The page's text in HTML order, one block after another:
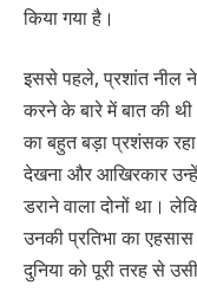
किया गया है।
इससे पहले, प्रशांत नील
करने के बारे में बात की
का बहुत बड़ा प्रशंसक
देखना और आखिरकार
डराने वाला दोनों था।
उनकी प्रतिभा का
दुनिया को पूरी तरह से